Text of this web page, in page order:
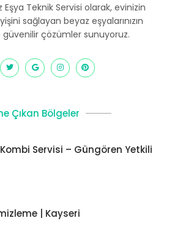
Teknik Servisi olarak, evinizin
sağlayan beyaz eşyalarınızın
güvenilir çözümler sunuyoruz.
Çıkan Bölgeler
Servisi – Güngören Yetkili
| Kayseri